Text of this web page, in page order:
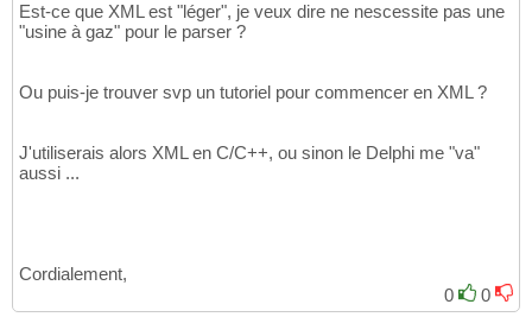
Est-ce que XML est "léger", je veux dire ne nescessite pas une
"usine à gaz" pour le parser ?
Ou puis-je trouver svp un tutoriel pour commencer en XML ?
J'utiliserais alors XML en C/C++, ou sinon le Delphi me "va"
aussi ...
Cordialement,
0
0